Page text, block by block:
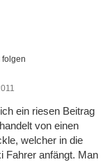
folgen
ein riesen Beitrag
von einen
welcher in die
Fahrer anfängt. Man